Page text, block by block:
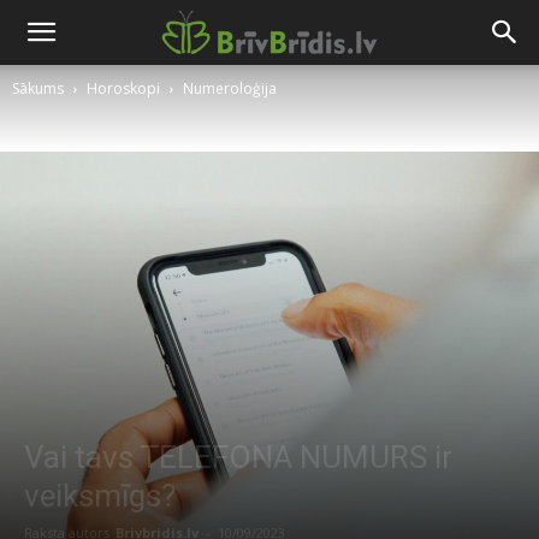
Sākums Horoskopi Numeroloģija
Vai tavs TELEFONA NUMURS ir
veiksmīgs?
Raksta autors Brivbridis.lv 10/09/2023